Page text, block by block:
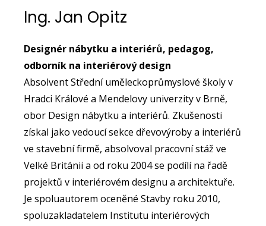
Ing. Jan Opitz
Designér nábytku a interiérů, pedagog,
odborník na interiérový design
Absolvent Střední uměleckoprůmyslové školy v
Hradci Králové a Mendelovy univerzity v Brně,
obor Design nábytku a interiérů. Zkušenosti
získal jako vedoucí sekce dřevovýroby a interiérů
ve stavební firmě, absolvoval pracovní stáž ve
Velké Británii a od roku 2004 se podílí na řadě
projektů v interiérovém designu a architektuře.
Je spoluautorem oceněné Stavby roku 2010,
spoluzakladatelem Institutu interiérových